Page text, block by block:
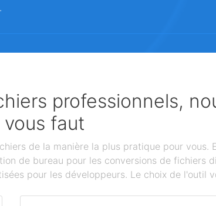
professionnels,
faut
de la manière la plus pratique pour vous.
de bureau pour les conversions de fichiers
pour les développeurs. Le choix de l'outil